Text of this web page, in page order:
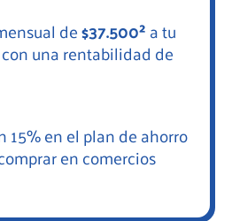
de$37.500²a tu
una rentabilidad de
15% en el plan de ahorro
en comercios